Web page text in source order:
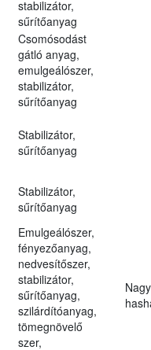
stabilizátor,
sűrítőanyag
Csomósodást
gátló anyag,
emulgeálószer,
stabilizátor,
sűrítőanyag
Stabilizátor,
sűrítőanyag
Stabilizátor,
sűrítőanyag
Emulgeálószer,
fényezőanyag,
nedvesítőszer,
stabilizátor,
sűrítőanyag,
szilárdítóanyag,
tömegnövelő
szer,